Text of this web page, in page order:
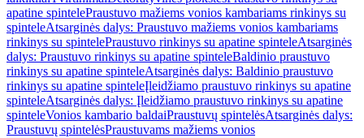
apatine spintelePraustuvo mažiems vonios kambariams rinkinys su
spinteleAtsarginės dalys: Praustuvo mažiems vonios kambariams
rinkinys su spintelePraustuvo rinkinys su apatine spinteleAtsarginės
dalys: Praustuvo rinkinys su apatine spinteleBaldinio praustuvo
rinkinys su apatine spinteleAtsarginės dalys: Baldinio praustuvo
rinkinys su apatine spinteleĮleidžiamo praustuvo rinkinys su apatine
spinteleAtsarginės dalys: Įleidžiamo praustuvo rinkinys su apatine
spinteleVonios kambario baldaiPraustuvų spintelėsAtsarginės dalys:
Praustuvų spintelėsPraustuvams mažiems vonios